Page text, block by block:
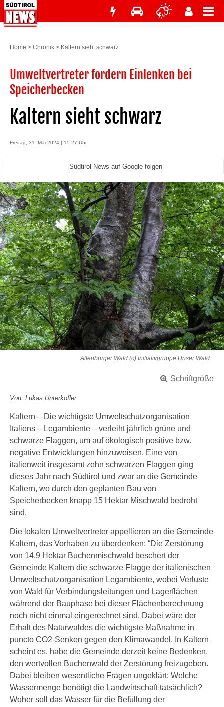
Home > Chronik > Kaltern sieht schwarz
Umweltvertreter fordern Einlenken bei
Speicherbecken
Kaltern sieht schwarz
Freitag, 31. Mai 2024 | 15:27 Uhr
Südtirol News auf Google folgen
Altenburger Wald (c) Initiativgruppe Unser Wald.
Schriftgröße
Von: Lukas Unterkofler
Kaltern – Die wichtigste Umweltschutzorganisation
Italiens – Legambiente – verleiht jährlich grüne und
schwarze Flaggen, um auf ökologisch positive bzw.
negative Entwicklungen hinzuweisen. Eine von
italienweit insgesamt zehn schwarzen Flaggen ging
dieses Jahr nach Südtirol und zwar an die Gemeinde
Kaltern, wo durch den geplanten Bau von
Speicherbecken knapp 15 Hektar Mischwald bedroht
sind.
Die lokalen Umweltvertreter appellieren an die Gemeinde
Kaltern, das Vorhaben zu überdenken: “Die Zerstörung
von 14,9 Hektar Buchenmischwald beschert der
Gemeinde Kaltern die schwarze Flagge der italienischen
Umweltschutzorganisation Legambiente, wobei Verluste
von Wald für Verbindungsleitungen und Lagerflächen
während der Bauphase bei dieser Flächenberechnung
noch nicht einmal eingerechnet sind. Dabei wäre der
Erhalt des Naturwaldes die wichtigste Maßnahme in
puncto CO2-Senken gegen den Klimawandel. In Kaltern
scheint es, habe die Gemeinde derzeit keine Bedenken,
den wertvollen Buchenwald der Zerstörung freizugeben.
Dabei bleiben wesentliche Fragen ungeklärt: Welche
Wassermenge benötigt die Landwirtschaft tatsächlich?
Woher soll das Wasser für die Befüllung der